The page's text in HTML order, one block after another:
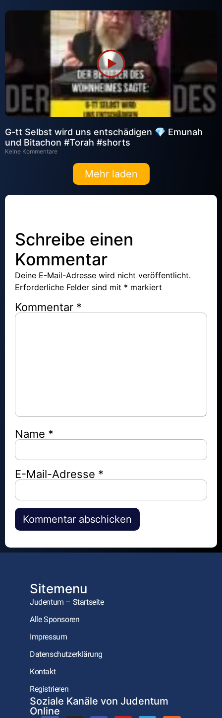
G-tt Selbst wird uns entschädigen 💎 Emunah
und Bitachon #Torah #shorts
Keine Kommentare
Mehr laden
Schreibe einen
Kommentar
Deine E-Mail-Adresse wird nicht veröffentlicht.
Erforderliche Felder sind mit * markiert
Kommentar *
Name *
E-Mail-Adresse *
Alternative:
Sitemenu
Judentum – Startseite
Alle Sponsoren
Impressum
Datenschutzerklärung
Kontakt
Registrieren
Soziale Kanäle von Judentum
Online